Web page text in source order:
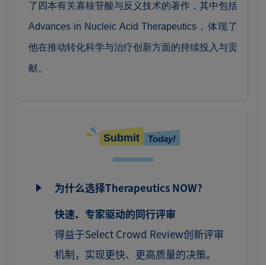
了四本有关寡核苷酸与反义技术的著作，其中包括
Advances in Nucleic Acid Therapeutics，体现了
他在推动转化科学与治疗创新方面的持续投入与贡
献。
Submit Today!
为什么选择Therapeutics NOW？
快速、专家驱动的同行评审
得益于Select Crowd Review创新评审
机制，实现更快、更高质量的决策。